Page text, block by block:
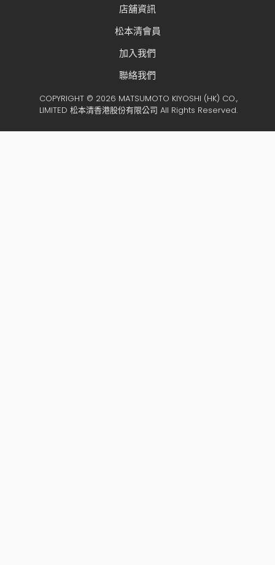
店舖資訊
松本清會員
加入我們
聯絡我們
COPYRIGHT © 2026 MATSUMOTO KIYOSHI (HK) CO.,
LIMITED 松本清香港股份有限公司 All Rights Reserved.